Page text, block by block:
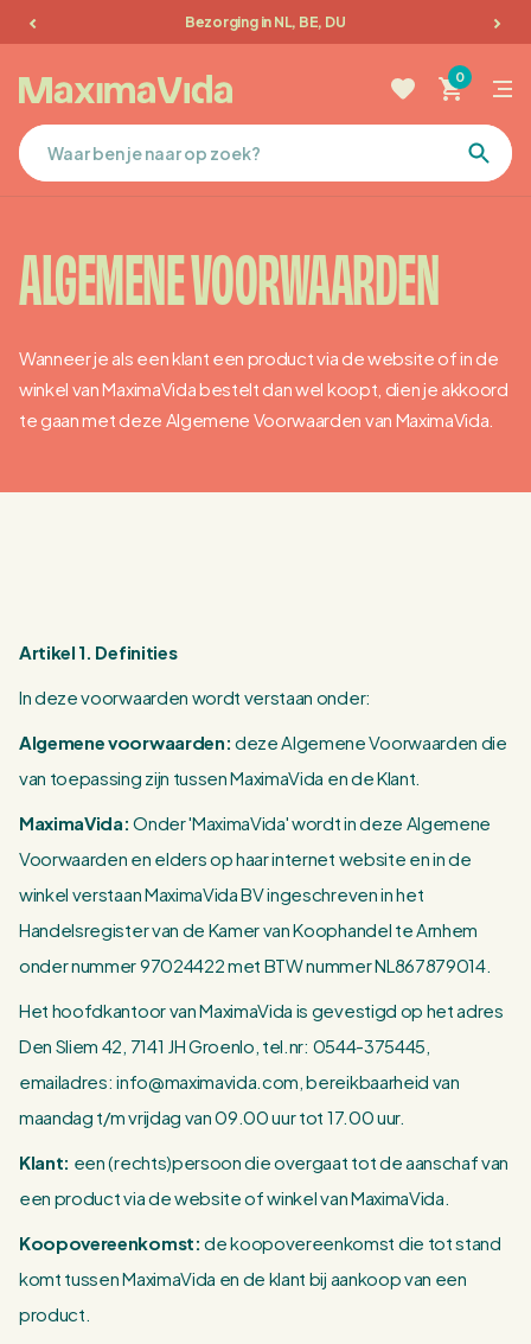
Bezorging in NL, BE, DU
0
Tuinmeubelen
Picknicktafels
Terrasmeubilair
Kussens
Sale
Favorieten
Verkooppunten
Zakelijk
Partner worden?
ALGEMENE VOORWAARDEN
Wanneer je als een klant een product via de website of in de
winkel van MaximaVida bestelt dan wel koopt, dien je akkoord
te gaan met deze Algemene Voorwaarden van MaximaVida.
Artikel 1. Definities
In deze voorwaarden wordt verstaan onder:
Algemene voorwaarden: deze Algemene Voorwaarden die
van toepassing zijn tussen MaximaVida en de Klant.
MaximaVida:Onder 'MaximaVida' wordt in deze Algemene
Voorwaarden en elders op haar internet website en in de
winkel verstaan MaximaVida BV ingeschreven in het
Handelsregister van de Kamer van Koophandel te Arnhem
onder nummer 97024422 met BTW nummer NL867879014.
Het hoofdkantoor van MaximaVida is gevestigd op het adres
Den Sliem 42, 7141 JH Groenlo, tel.nr: 0544-375445,
emailadres: info@maximavida.com, bereikbaarheid van
maandag t/m vrijdag van 09.00 uur tot 17.00 uur.
Klant: een (rechts)persoon die overgaat tot de aanschaf van
een product via de website of winkel van MaximaVida.
Koopovereenkomst: de koopovereenkomst die tot stand
komt tussen MaximaVida en de klant bij aankoop van een
product.